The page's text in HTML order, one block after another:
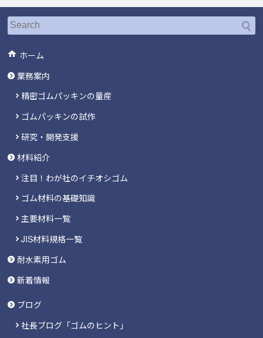
ホーム
業務案内
精密ゴムパッキンの量産
ゴムパッキンの試作
研究・開発支援
材料紹介
注目！わが社のイチオシゴム
ゴム材料の基礎知識
主要材料一覧
JIS材料規格一覧
耐水素用ゴム
新着情報
ブログ
社長ブログ「ゴムのヒント」